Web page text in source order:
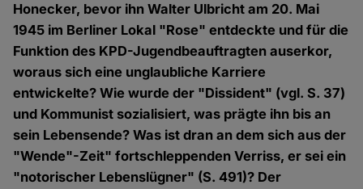
Honecker, bevor ihn Walter Ulbricht am 20. Mai
1945 im Berliner Lokal "Rose" entdeckte und für die
Funktion des KPD-Jugendbeauftragten auserkor,
woraus sich eine unglaubliche Karriere
entwickelte? Wie wurde der "Dissident" (vgl. S. 37)
und Kommunist sozialisiert, was prägte ihn bis an
sein Lebensende? Was ist dran an dem sich aus der
"Wende"-Zeit" fortschleppenden Verriss, er sei ein
"notorischer Lebenslügner" (S. 491)? Der